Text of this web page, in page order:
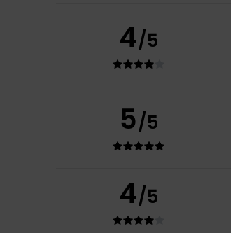
4/5
5/5
4/5